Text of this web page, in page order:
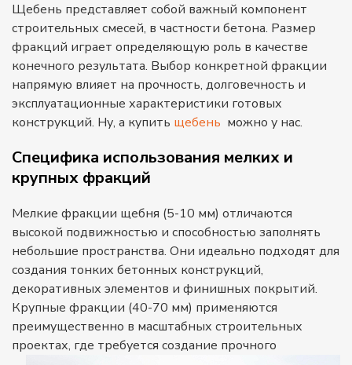
Щебень представляет собой важный компонент
строительных смесей, в частности бетона. Размер
фракций играет определяющую роль в качестве
конечного результата. Выбор конкретной фракции
напрямую влияет на прочность, долговечность и
эксплуатационные характеристики готовых
конструкций. Ну, а купить щебень можно у нас.
Специфика использования мелких и
крупных фракций
Мелкие фракции щебня (5-10 мм) отличаются
высокой подвижностью и способностью заполнять
небольшие пространства. Они идеально подходят для
создания тонких бетонных конструкций,
декоративных элементов и финишных покрытий.
Крупные фракции (40-70 мм) применяются
преимущественно в масштабных строительных
проектах, где требуется создание прочного